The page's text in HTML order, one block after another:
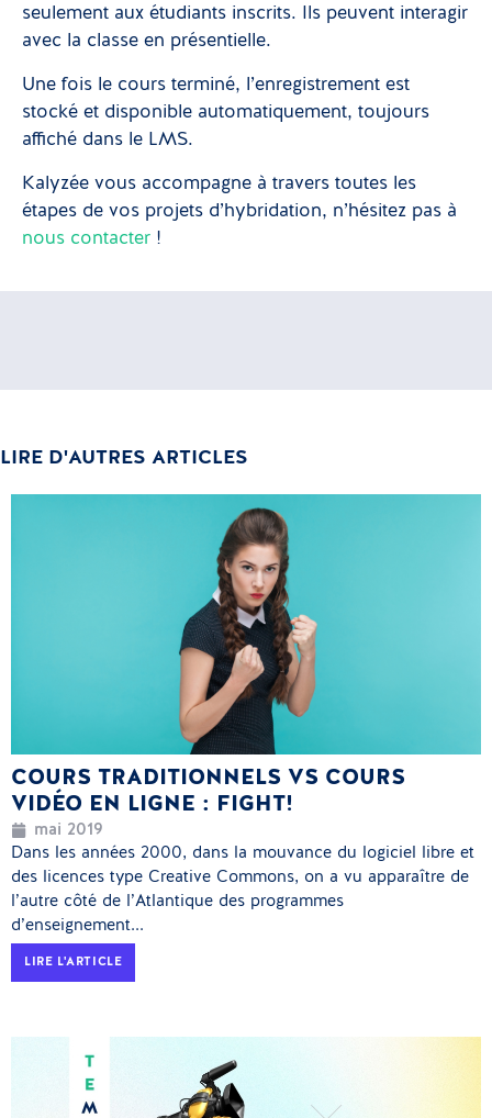
seulement aux étudiants inscrits. Ils peuvent interagir
avec la classe en présentielle.
Une fois le cours terminé, l’enregistrement est
stocké et disponible automatiquement, toujours
affiché dans le LMS.
Kalyzée vous accompagne à travers toutes les
étapes de vos projets d’hybridation, n’hésitez pas à
nous contacter !
LIRE D'AUTRES ARTICLES
COURS TRADITIONNELS VS COURS
VIDÉO EN LIGNE : FIGHT!
mai 2019
Dans les années 2000, dans la mouvance du logiciel libre et
des licences type Creative Commons, on a vu apparaître de
l’autre côté de l’Atlantique des programmes
d’enseignement...
LIRE L'ARTICLE